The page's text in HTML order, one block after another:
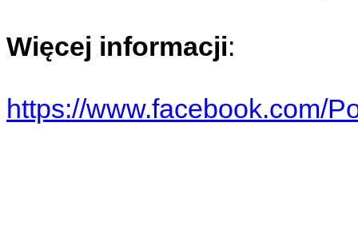
Więcej informacji:
https://www.facebook.com/